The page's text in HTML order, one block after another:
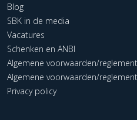
Blog
SBK in de media
Vacatures
Schenken en ANBI
Algemene voorwaarden/
Algemene voorwaarden/
Privacy policy